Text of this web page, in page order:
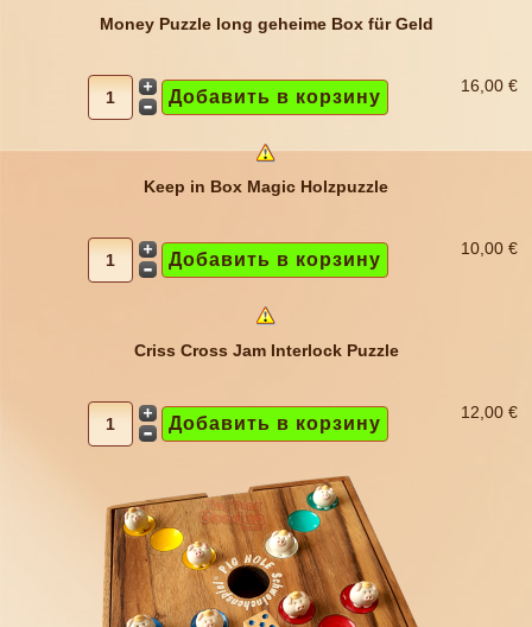
Money Puzzle long geheime Box für Geld
16,00 €
Keep in Box Magic Holzpuzzle
10,00 €
Criss Cross Jam Interlock Puzzle
12,00 €